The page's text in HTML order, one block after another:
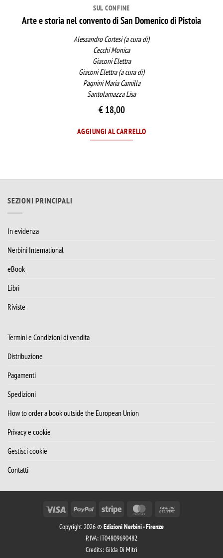
SUL CONFINE
Arte e storia nel convento di San Domenico di Pistoia
Alessandro Cortesi (a cura di)
Cecchi Monica
Giaconi Elettra
Giaconi Elettra (a cura di)
Pagnini Maria Camilla
Santolamazza Lisa
€18,00
AGGIUNGI AL CARRELLO
SEZIONI PRINCIPALI
In evidenza
Nerbini International
eBook
Libri
Riviste
Termini e Condizioni di vendita
Distribuzione
Pagamenti
Spedizioni
How to order a book outside the European Union
Privacy e cookie
Gestisci cookie
Contatti
Visa PayPal Stripe MasterCard
Copyright 2026 © Edizioni Nerbini - Firenze
P. IVA: IT04809690482
Credits:Gilda Di Mitri